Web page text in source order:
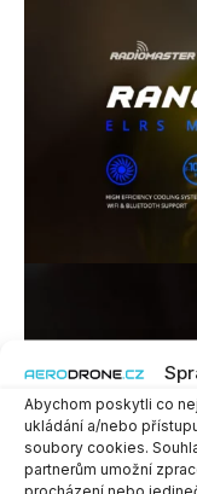
Abychom poskytli co
ukládání a/nebo
soubory cookies.
partnerům umožní
procházení nebo